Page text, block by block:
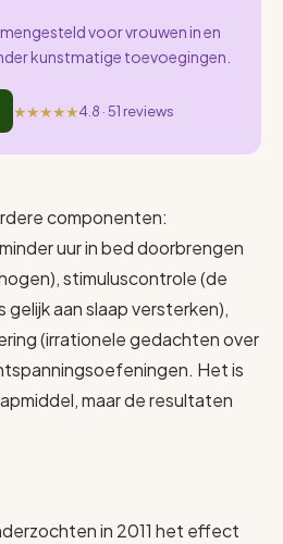
voor vrouwen in en
kunstmatige toevoegingen.
★★★★★4.8 · 51 reviews
componenten:
uur in bed doorbrengen
stimuluscontrole (de
gelijk aan slaap versterken),
(irrationele gedachten over
Het is
maar de resultaten
in 2011 het effect